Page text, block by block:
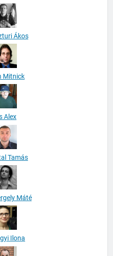
Ákos
Mitnick
Alex
Tamás
Máté
Ilona